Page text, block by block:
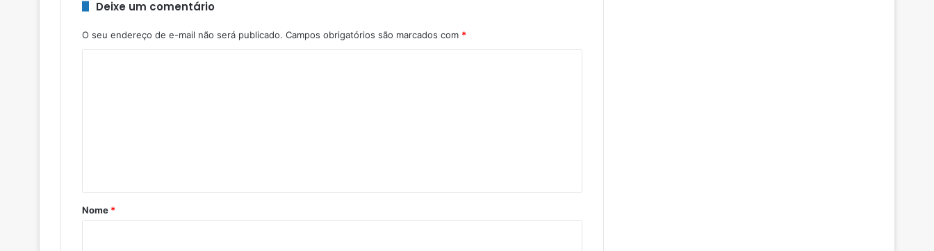
Deixe um comentário
O seu endereço de e-mail não será publicado. Campos obrigatórios são marcados com *
rNome *